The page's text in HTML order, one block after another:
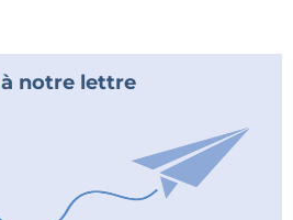
à notre lettre